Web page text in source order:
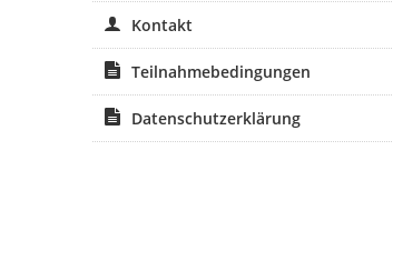
Kontakt
Teilnahmebedingungen
Datenschutzerklärung